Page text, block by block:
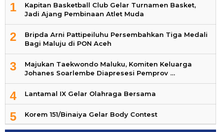
1
Kapitan Basketball Club Gelar Turnamen Basket,
Jadi Ajang Pembinaan Atlet Muda
2
Bripda Arni Pattipeiluhu Persembahkan Tiga Medali
Bagi Maluju di PON Aceh
3
Majukan Taekwondo Maluku, Komiten Keluarga
Johanes Soarlembe Diapresesi Pemprov …
4 Lantamal IX Gelar Olahraga Bersama
5 Korem 151/Binaiya Gelar Body Contest